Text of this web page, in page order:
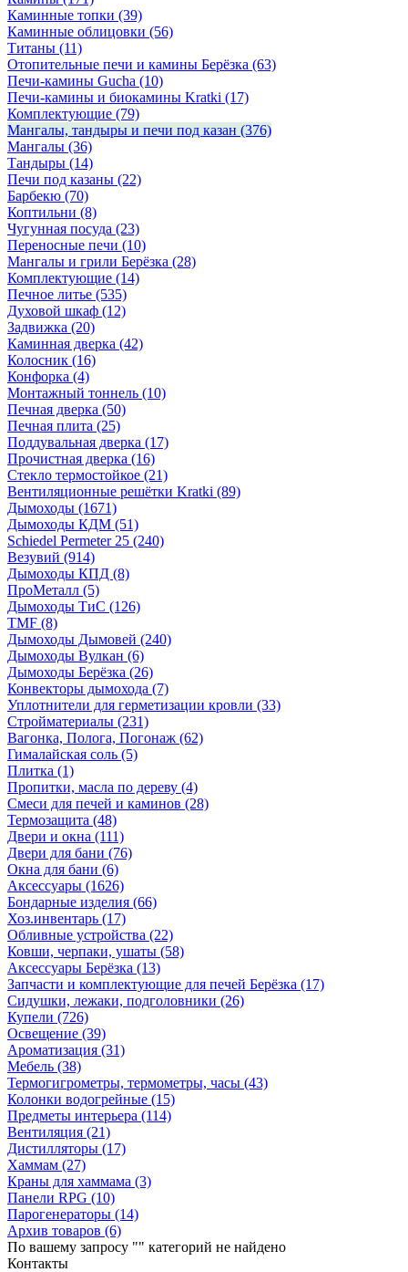
Каминные топки (39)
Каминные облицовки (56)
Титаны (11)
Отопительные печи и камины Берёзка (63)
Печи-камины Gucha (10)
Печи-камины и биокамины Kratki (17)
Комплектующие (79)
Мангалы, тандыры и печи под казан (376)
Мангалы (36)
Тандыры (14)
Печи под казаны (22)
Барбекю (70)
Коптильни (8)
Чугунная посуда (23)
Переносные печи (10)
Мангалы и грили Берёзка (28)
Комплектующие (14)
Печное литье (535)
Духовой шкаф (12)
Задвижка (20)
Каминная дверка (42)
Колосник (16)
Конфорка (4)
Монтажный тоннель (10)
Печная дверка (50)
Печная плита (25)
Поддувальная дверка (17)
Прочистная дверка (16)
Стекло термостойкое (21)
Вентиляционные решётки Kratki (89)
Дымоходы (1671)
Дымоходы КДМ (51)
Schiedel Permeter 25 (240)
Везувий (914)
Дымоходы КПД (8)
ПроМеталл (5)
Дымоходы ТиС (126)
TMF (8)
Дымоходы Дымовей (240)
Дымоходы Вулкан (6)
Дымоходы Берёзка (26)
Конвекторы дымохода (7)
Уплотнители для герметизации кровли (33)
Стройматериалы (231)
Вагонка, Полога, Погонаж (62)
Гималайская соль (5)
Плитка (1)
Пропитки, масла по дереву (4)
Смеси для печей и каминов (28)
Термозащита (48)
Двери и окна (111)
Двери для бани (76)
Окна для бани (6)
Аксессуары (1626)
Бондарные изделия (66)
Хоз.инвентарь (17)
Обливные устройства (22)
Ковши, черпаки, ушаты (58)
Аксессуары Берёзка (13)
Запчасти и комплектующие для печей Берёзка (17)
Сидушки, лежаки, подголовники (26)
Купели (726)
Освещение (39)
Ароматизация (31)
Мебель (38)
Термогигрометры, термометры, часы (43)
Колонки водогрейные (15)
Предметы интерьера (114)
Вентиляция (21)
Дистилляторы (17)
Хаммам (27)
Краны для хаммама (3)
Панели RPG (10)
Парогенераторы (14)
Архив товаров (6)
По вашему запросу "" категорий не найдено
Контакты